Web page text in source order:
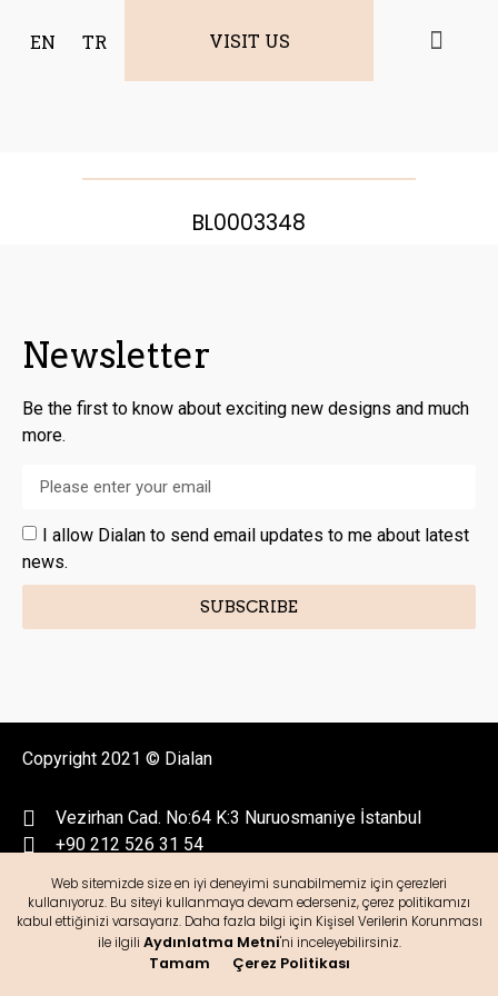
EN TR VISIT US
BL0003348
Newsletter
Be the first to know about exciting new designs and much
more.
I allow Dialan to send email updates to me about latest
news.
SUBSCRIBE
Copyright 2021 © Dialan
Vezirhan Cad. No:64 K:3 Nuruosmaniye İstanbul
+90 212 526 31 54
dialanpirlanta
Web sitemizde size en iyi deneyimi sunabilmemiz için çerezleri
kullanıyoruz. Bu siteyi kullanmaya devam ederseniz, çerez politikamızı
kabul ettiğinizi varsayarız. Daha fazla bilgi için Kişisel Verilerin Korunması
ile ilgili Aydınlatma Metni'ni inceleyebilirsiniz.
Tamam Çerez Politikası